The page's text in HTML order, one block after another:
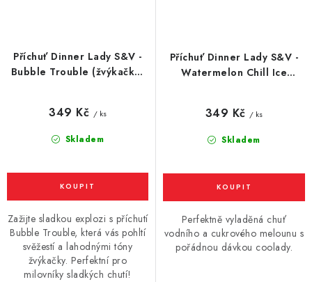
Příchuť Dinner Lady S&V -
Bubble Trouble (žvýkačka)
Skladem
349 Kč / ks
Zažijte sladkou explozi s příchutí
Bubble Trouble, která vás pohltí
svěžestí a lahodnými tóny
žvýkačky. Perfektní pro
milovníky sladkých chutí!
Příchuť Dinner Lady S&V -
Watermelon Chill Ice
Skladem
349 Kč / ks
Perfektně vyladěná chuť
vodního a cukrového melounu s
pořádnou dávkou coolady.